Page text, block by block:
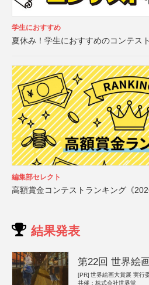
学生におすすめ
夏休み！学生におすすめのコンテス
編集部セレクト
高額賞金コンテストランキング《
結果発表
第22回 世界絵
[PR] 世界絵画大賞展 実行
共催：株式会社世界堂